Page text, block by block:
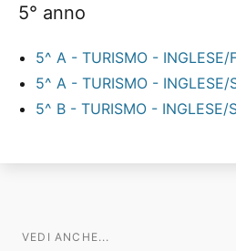
5° anno
5^ A - TURISMO - INGLESE/
5^ A - TURISMO - INGLESE/
5^ B - TURISMO - INGLESE/
VEDI ANCHE...